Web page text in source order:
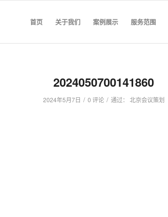
首页 关于我们 案例展示 服务范围
2024050700141860
2024年5月7日 / 0 评论 / 通过： 北京会议策划